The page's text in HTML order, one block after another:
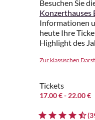
Besuchen Sie
Konzerthauses
Informationen
heute Ihre
Highlight des
Zur klassischen
Tickets
17.00 €- 22.00 €